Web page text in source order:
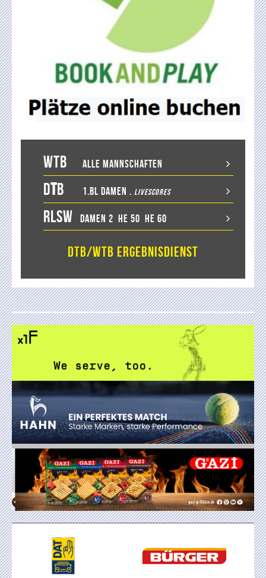
WTB Alle Mannschaften
DTB 1.BL Damen . LiveScores
RLSW Damen 2 He 50 He 60
DTB/WTB Ergebnisdienst